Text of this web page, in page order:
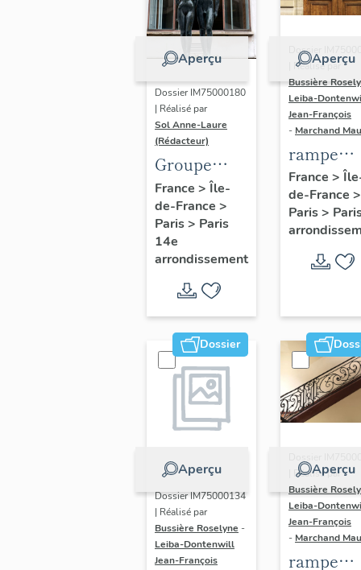
Aperçu
Dossier IM75000180
| Réalisé par
Sol Anne-Laure
(Rédacteur)
Groupe
sculpté :
Les
Adolescents
France > Île-
de-France >
Paris> Paris
14e
arrondissement
Aperçu
Dossier
| Réalisé par
Bussière
Leiba-
Jean-François
- Marchand
rampe
d'appui,
escalier
l' hôtel
(non
France >
de-France >
Paris>
Dossier
Aperçu
Dossier IM75000134
| Réalisé par
Bussière Roselyne -
Leiba-Dontenwill
Jean-François
Aperçu
| Réalisé par
Bussière
Leiba-
Jean-François
- Marchand
rampe